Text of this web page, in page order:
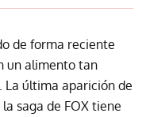
de forma reciente
un alimento tan
. La última aparición de
saga de FOX tiene